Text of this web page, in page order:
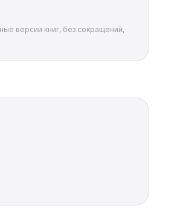
версии книг, без сокращений,